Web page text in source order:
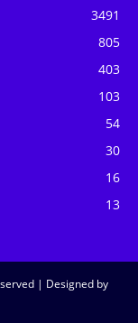
3491
805
403
103
54
30
16
13
| Designed by